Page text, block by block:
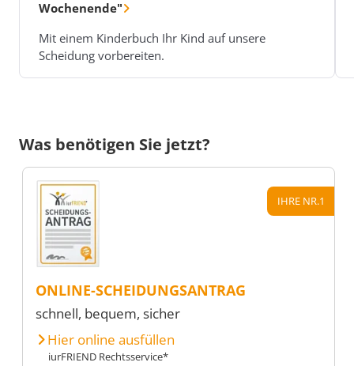
Wochenende"
Mit einem Kinderbuch Ihr Kind auf unsere
Scheidung vorbereiten.
Was benötigen Sie jetzt?
IHRE NR.1
ONLINE-SCHEIDUNGSANTRAG
schnell, bequem, sicher
Hier online ausfüllen
iurFRIEND Rechtsservice*